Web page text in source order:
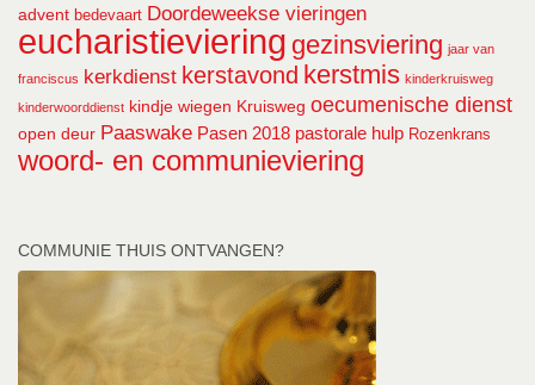
advent bedevaart Doordeweekse vieringen
eucharistieviering gezinsviering jaar van
franciscus kerkdienst kerstavond kerstmis kinderkruisweg
kinderwoorddienst kindje wiegen Kruisweg oecumenische dienst
open deur Paaswake Pasen 2018 pastorale hulp Rozenkrans
woord- en communieviering
COMMUNIE THUIS ONTVANGEN?